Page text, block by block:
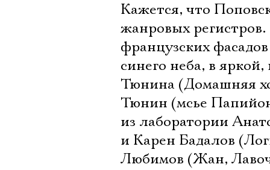
Кажется, что
жанровых
французских
синего неба, в
Тюнина (Домашняя
Тюнин (мсье
из лаборатории
и Карен Бадалов
Любимов (Жан,